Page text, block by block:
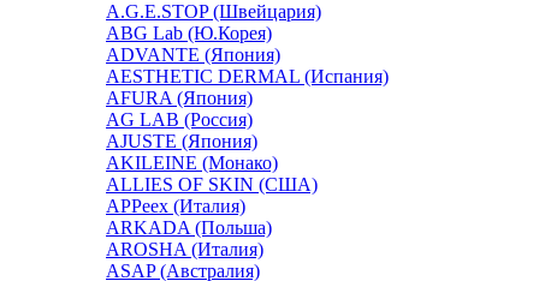
A.G.E.STOP (Швейцария)
ABG Lab (Ю.Корея)
ADVANTE (Япония)
AESTHETIC DERMAL (Испания)
AFURA (Япония)
AG LAB (Россия)
AJUSTE (Япония)
AKILEINE (Монако)
ALLIES OF SKIN (США)
APPeex (Италия)
ARKADA (Польша)
AROSHA (Италия)
ASAP (Австралия)